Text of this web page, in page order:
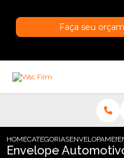
Faça seu
HOMECATEGORIAS
Envelope